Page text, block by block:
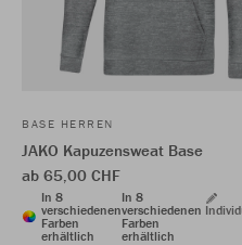
BASE HERREN
JAKO Kapuzensweat Base
ab 65,00 CHF
In 8
verschiedenen
Farben
erhältlich
In 8
verschiedenen
Farben
erhältlich